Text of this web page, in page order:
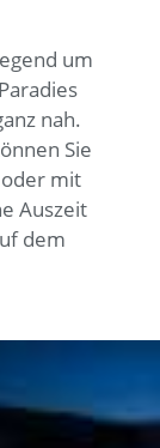
um
nah.
Sie
oder mit
Auszeit
dem